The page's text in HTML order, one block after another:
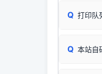
：
检查操
若打印机
Q 打印队
Q 本站自